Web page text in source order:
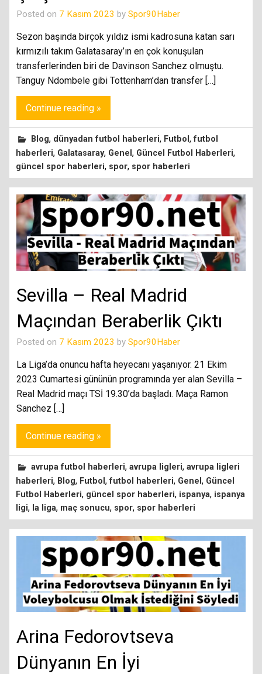
Posted on 7 Kasım 2023 by Spor90Haber
Sezon başında birçok yıldız ismi kadrosuna katan sarı
kırmızılı takım Galatasaray’ın en çok konuşulan
transferlerinden biri de Davinson Sanchez olmuştu.
Tanguy Ndombele gibi Tottenham’dan transfer […]
Continue reading »
Blog, dünyadan futbol haberleri, Futbol,futbol
haberleri, Galatasaray, Genel, Güncel Futbol Haberleri,
güncel spor haberleri, spor, spor haberleri
Sevilla – Real Madrid
Maçından Beraberlik Çıktı
Posted on 7 Kasım 2023 by Spor90Haber
La Liga’da onuncu hafta heyecanı yaşanıyor. 21 Ekim
2023 Cumartesi gününün programında yer alan Sevilla –
Real Madrid maçı TSİ 19.30’da başladı. Maça Ramon
Sanchez […]
Continue reading »
avrupa futbol haberleri,avrupa ligleri,avrupa ligleri
haberleri, Blog, Futbol,futbol haberleri, Genel, Güncel
Futbol Haberleri, güncel spor haberleri, ispanya, ispanya
ligi, la liga, maç sonucu, spor, spor haberleri
Arina Fedorovtseva
Dünyanın En İyi